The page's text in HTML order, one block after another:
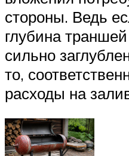
стороны. Ведь
глубина
сильно
то,
расходы на